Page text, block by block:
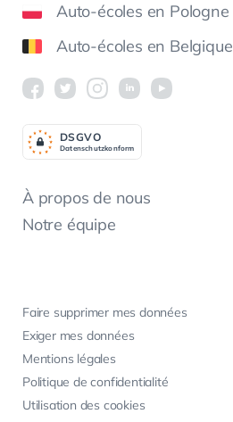
Auto-écoles en Pologne
Auto-écoles en Belgique
À propos de nous
Notre équipe
Faire supprimer mes données
Exiger mes données
Mentions légales
Politique de confidentialité
Utilisation des cookies
Datenschutzkonform
DSGVO